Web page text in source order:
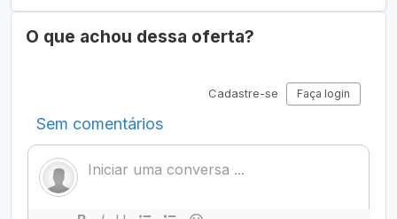
O que achou dessa oferta?